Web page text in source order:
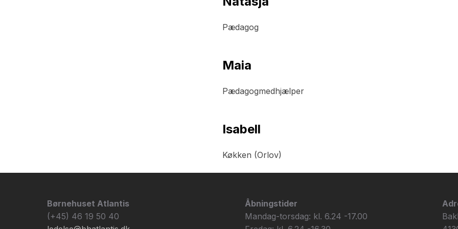
Pædagog
Maia
Pædagogmedhjælper
Isabell
Køkken (Orlov)
Børnehuset Atlantis
(+45) 46 19 50 40
Åbningstider
Mandag-torsdag: kl. 6.24 -17.00